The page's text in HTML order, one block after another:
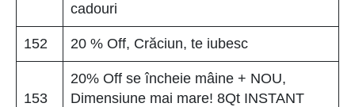
cadouri
152 20 % Off, Crăciun, te iubesc
153
20% Off se încheie mâine + NOU,
Dimensiune mai mare! 8Qt INSTANT